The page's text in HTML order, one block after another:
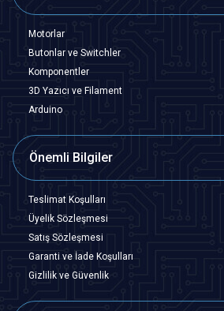
Motorlar
Butonlar ve Switchler
Komponentler
3D Yazıcı ve Filament
Arduino
Önemli Bilgiler
Teslimat Koşulları
Üyelik Sözleşmesi
Satış Sözleşmesi
Garanti ve İade Koşulları
Gizlilik ve Güvenlik